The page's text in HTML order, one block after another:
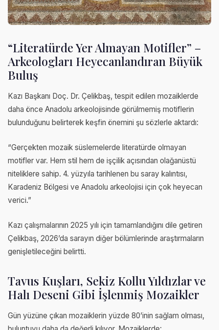
“Literatürde Yer Almayan Motifler” –
Arkeologları Heyecanlandıran Büyük
Buluş
Kazı Başkanı Doç. Dr. Çelikbaş, tespit edilen mozaiklerde
daha önce Anadolu arkeolojisinde görülmemiş motiflerin
bulunduğunu belirterek keşfin önemini şu sözlerle aktardı:
“Gerçekten mozaik süslemelerde literatürde olmayan
motifler var. Hem stil hem de işçilik açısından olağanüstü
niteliklere sahip. 4. yüzyıla tarihlenen bu saray kalıntısı,
Karadeniz Bölgesi ve Anadolu arkeolojisi için çok heyecan
verici.”
Kazı çalışmalarının 2025 yılı için tamamlandığını dile getiren
Çelikbaş, 2026’da sarayın diğer bölümlerinde araştırmaların
genişletileceğini belirtti.
Tavus Kuşları, Sekiz Kollu Yıldızlar ve
Halı Deseni Gibi İşlenmiş Mozaikler
Gün yüzüne çıkan mozaiklerin yüzde 80’inin sağlam olması,